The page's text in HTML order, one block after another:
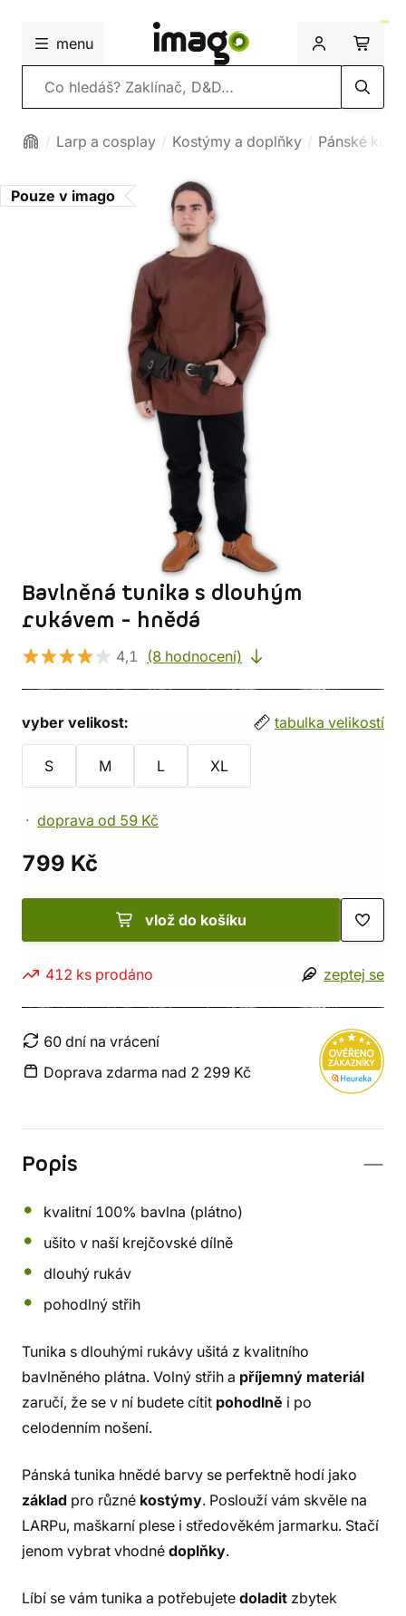
menu
Vyhledávání
Larp a cosplay Kostýmy a doplňky Pánské
Pouze v imago
Bavlněná tunika s dlouhým
rukávem - hnědá
4,1 (8 hodnocení)
vyber velikost: tabulka velikostí
S M L XL
doprava od 59 Kč
799 Kč
vlož do košíku
412 ks prodáno zeptej se
60 dní na vrácení
Doprava zdarma nad 2 299 Kč
Popis
kvalitní 100% bavlna (plátno)
ušito v naší krejčovské dílně
dlouhý rukáv
pohodlný střih
Tunika s dlouhými rukávy ušitá z kvalitního
bavlněného plátna. Volný střih a příjemný materiál
zaručí, že se v ní budete cítit pohodlně i po
celodenním nošení.
Pánská tunika hnědé barvy se perfektně hodí jako
základ pro různé kostýmy. Poslouží vám skvěle na
LARPu, maškarní plese i středověkém jarmarku. Stačí
jenom vybrat vhodné doplňky.
Líbí se vám tunika a potřebujete doladit zbytek